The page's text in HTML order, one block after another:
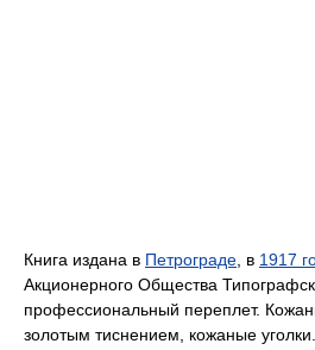
Книга издана в Петрограде , в 1917
Акционерного Общества
профессиональный переплет.
золотым тиснением, кожаные